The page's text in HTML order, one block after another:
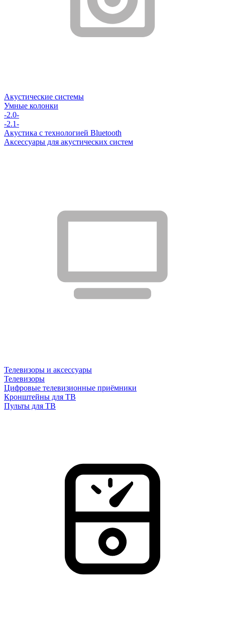
Акустические системы
Умные колонки
-2.0-
-2.1-
Акустика с технологией Bluetooth
Аксессуары для акустических систем
Телевизоры и аксессуары
Телевизоры
Цифровые телевизионные приёмники
Кронштейны для ТВ
Пульты для ТВ